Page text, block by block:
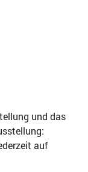
und das
auf